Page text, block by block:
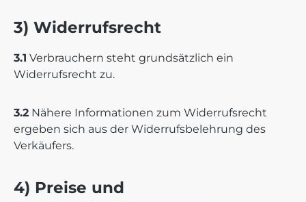
3) Widerrufsrecht
3.1 Verbrauchern steht grundsätzlich ein
Widerrufsrecht zu.
3.2 Nähere Informationen zum Widerrufsrecht
ergeben sich aus der Widerrufsbelehrung des
Verkäufers.
4) Preise und